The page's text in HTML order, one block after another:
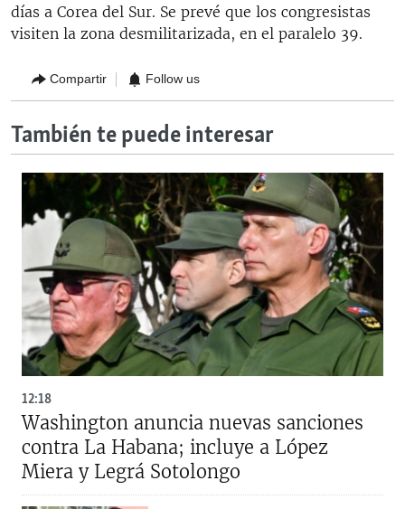
días a Corea del Sur. Se prevé que los congresistas
visiten la zona desmilitarizada, en el paralelo 39.
Compartir Follow us
También te puede interesar
12:18
Washington anuncia nuevas sanciones
contra La Habana; incluye a López
Miera y Legrá Sotolongo